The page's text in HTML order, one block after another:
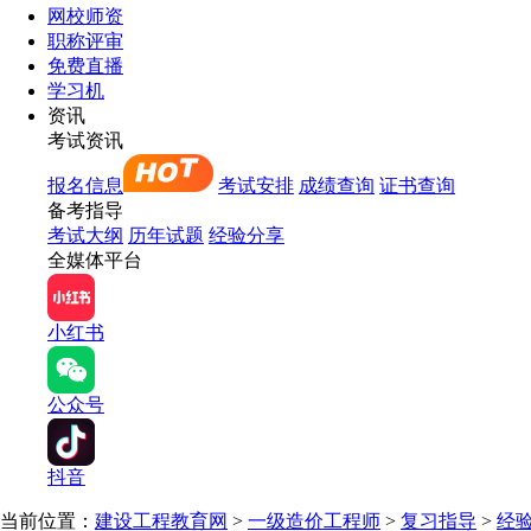
网校师资
职称评审
免费直播
学习机
资讯
考试资讯
报名信息 考试安排 成绩查询 证书查询
备考指导
考试大纲 历年试题 经验分享
全媒体平台
小红书
公众号
抖音
当前位置： 建设工程教育网 > 一级造价工程师 > 复习指导 > 经